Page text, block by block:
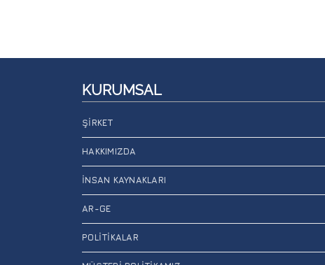
KURUMSAL
ŞIRKET
HAKKIMIZDA
İNSAN KAYNAKLARI
AR-GE
POLITIKALAR